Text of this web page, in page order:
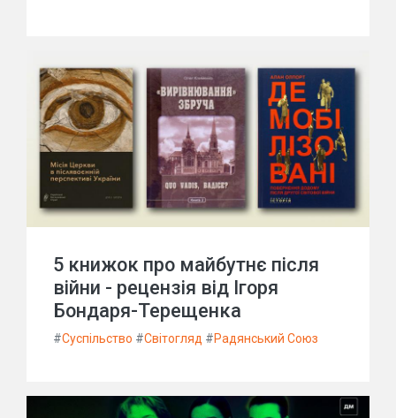
5 книжок про майбутнє після
війни - рецензія від Ігоря
Бондаря-Терещенка
#Суспільство #Світогляд #Радянський Союз